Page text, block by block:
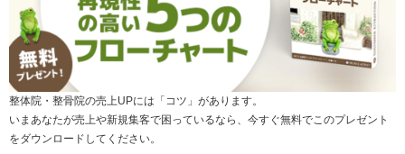
整体院・整骨院の売上UPには「コツ」があります。
いまあなたが売上や新規集客で困っているなら、今すぐ無料でこのプレゼント
をダウンロードしてください。